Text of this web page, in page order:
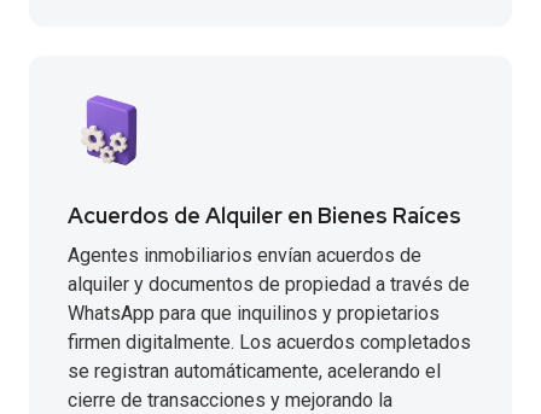
Acuerdos de Alquiler en Bienes Raíces
Agentes inmobiliarios envían acuerdos de
alquiler y documentos de propiedad a través de
WhatsApp para que inquilinos y propietarios
firmen digitalmente. Los acuerdos completados
se registran automáticamente, acelerando el
cierre de transacciones y mejorando la